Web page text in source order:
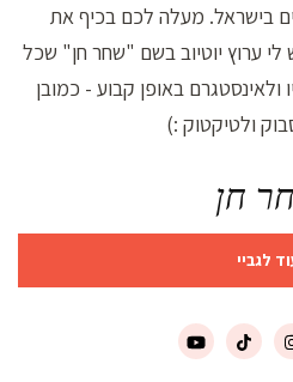
בישראל. מעלה לכם בכיף את
ערוץ יוטיוב בשם "שחר חן" שכל
ולאינסטגרם באופן קבוע - כמובן
ולטיקטוק :)
חן
לגביי